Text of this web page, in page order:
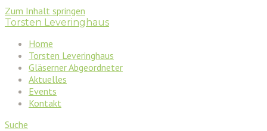
Zum Inhalt springen
Torsten Leveringhaus
Home
Torsten Leveringhaus
Gläserner Abgeordneter
Aktuelles
Events
Kontakt
Suche